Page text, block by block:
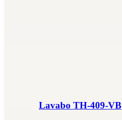
Lavabo TH-409-VB